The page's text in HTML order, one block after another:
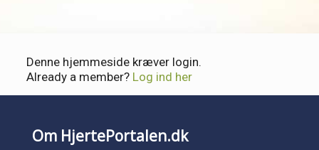
Denne hjemmeside kræver login.
Already a member? Log ind her
Om HjertePortalen.dk